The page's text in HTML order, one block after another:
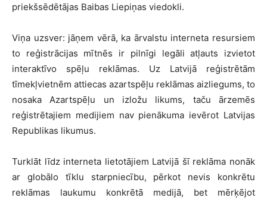
priekšsēdētājas Baibas Liepiņas viedokli.
Viņa uzsver: jāņem vērā, ka ārvalstu interneta resursiem
to reģistrācijas mītnēs ir pilnīgi legāli atļauts izvietot
interaktīvo spēļu reklāmas. Uz Latvijā reģistrētām
tīmekļvietnēm attiecas azartspēļu reklāmas aizliegums, to
nosaka Azartspēļu un izložu likums, taču ārzemēs
reģistrētajiem medijiem nav pienākuma ievērot Latvijas
Republikas likumus.
Turklāt līdz interneta lietotājiem Latvijā šī reklāma nonāk
ar globālo tīklu starpniecību, pērkot nevis konkrētu
reklāmas laukumu konkrētā medijā, bet mērķējot